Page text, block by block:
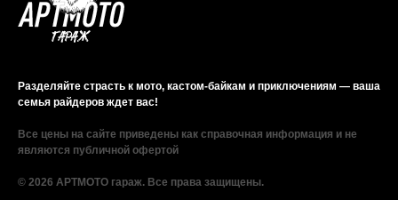
Разделяйте страсть к мото, кастом-байкам и приключениям — ваша
семья райдеров ждет вас!
Все цены на сайте приведены как справочная информация и не
являются публичной офертой
© 2026 АРТМОТО гараж. Все права защищены.